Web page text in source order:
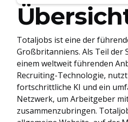
Totaljobs ist eine der
Großbritanniens. Als Teil der
einem weltweit führenden
Recruiting-Technologie,
fortschrittliche KI und ein
Netzwerk, um Arbeitgeber
zusammenzubringen.